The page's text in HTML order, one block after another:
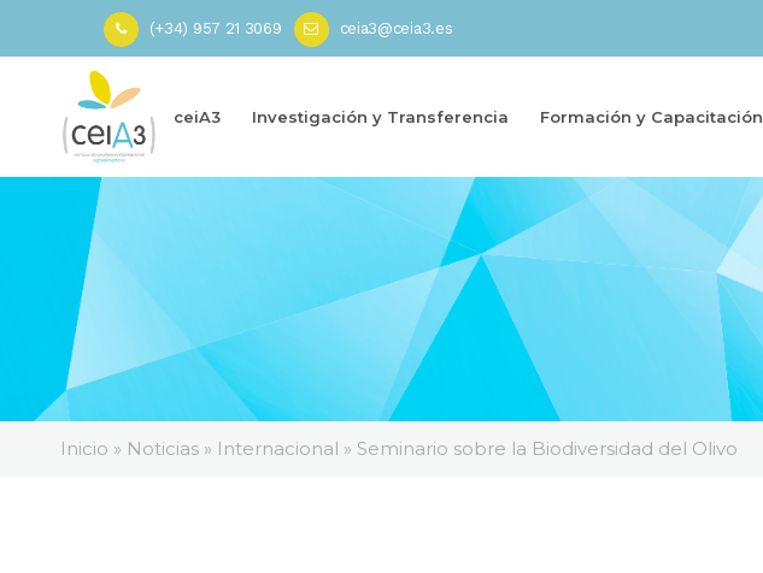
(+34) 957 21 3069 ceia3@ceia3.es
ceiA3 Investigación y Transferencia Formación y Capacitación
Inicio » Noticias » Internacional » Seminario sobre la Biodiversidad del Olivo